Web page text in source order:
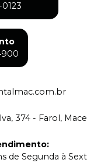
374 - Farol,
:
de Segunda à